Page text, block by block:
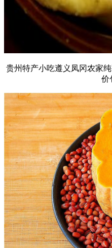
贵州特产小吃遵义凤冈农家
价